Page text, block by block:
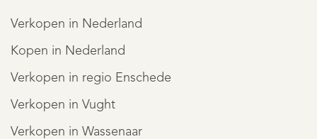
Verkopen in Nederland
Kopen in Nederland
Verkopen in regio Enschede
Verkopen in Vught
Verkopen in Wassenaar